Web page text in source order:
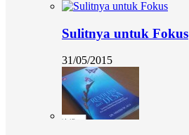
Sulitnya untuk Fokus
31/05/2015